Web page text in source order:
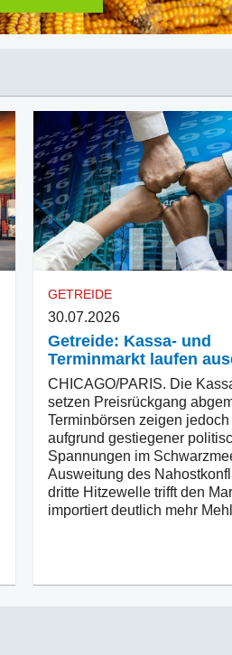
GETREIDE
30.07.2026
Getreide: Kassa- und
Terminmarkt laufen
CHICAGO/PARIS. Die
setzen Preisrückgang
Terminbörsen zeigen
aufgrund gestiegener
Spannungen im
Ausweitung des
dritte Hitzewelle trifft den
importiert deutlich mehr